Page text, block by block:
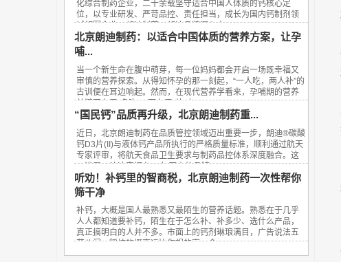
化综合制药企业，二十余载坚守适合中国人体质的钙核心定
位，以专业研发、严苛品控、责任担当，成长为国内钙制剂领
域领军企业，朗迪制药、朗迪品牌深入人...
北京朗迪制药：以适合中国体质的营养方案，让孕
哺...
当一个新生命在腹中萌芽，每一位妈妈都会开启一场既幸福又
审慎的营养探索。从得知怀孕的那一刻起，“一人吃，两人补”的
古训便在耳边响起。然而，在现代营养学看来，孕哺期的营养
关键不在于“多吃”，而在于“补对”。...
“国民钙”品质再升级，北京朗迪制药重...
近日，北京朗迪制药在品质管控领域迈出重要一步，朗迪®碳酸
钙D3片(II)与液体钙产品所执行的严格质量标准，顺利通过航天
专家评审，将航天食品卫生要求与制药品控体系深度融合。这
一进展，让这家拥有23年历史的品牌...
听劝！补钙里的智商税，北京朗迪制药一次性帮你
筛干净
补钙，大概是国人最熟悉又最陌生的营养话题。熟悉在于几乎
人人都知道要补钙，陌生在于怎么补、补多少、选什么产品，
真正搞明白的人并不多。市面上的钙剂琳琅满目，广告说法五
花八门，踩坑的概率远比你想的高。今...